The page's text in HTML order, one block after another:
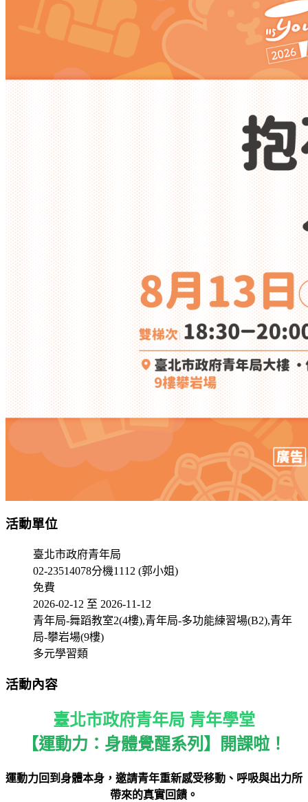
活動單位
臺北市政府青年局
02-23514078分機1112 (郭小姐)
免費
2026-02-12 至 2026-11-12
青年局-舞蹈教室2(4樓),青年局-多功能練習場(B2),青年
局-攀岩場(9樓)
多元學習類
活動內容
臺北市政府青年局 青年學堂
【運動力：身體覺醒系列】開課啦！
運動力回到身體本身，邀請青年重新感受移動、呼吸與出力所
帶來的真實回饋。